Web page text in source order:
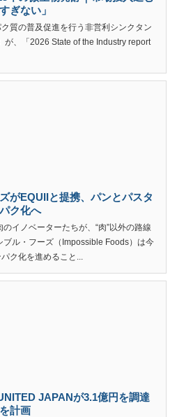
ぎない」
質の普及促進を行う非営利シンクタン
が、「2026 State of the Industry report
がEQUIIと提携、パンとパスタ
ク化へ
イノベーターたちが、“肉”以外の路線
ブル・フーズ（Impossible Foods）は今
ク化を進めること...
JAPANが3.1億円を調達
計画